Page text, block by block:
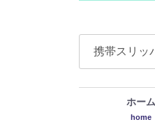
ホーム
home